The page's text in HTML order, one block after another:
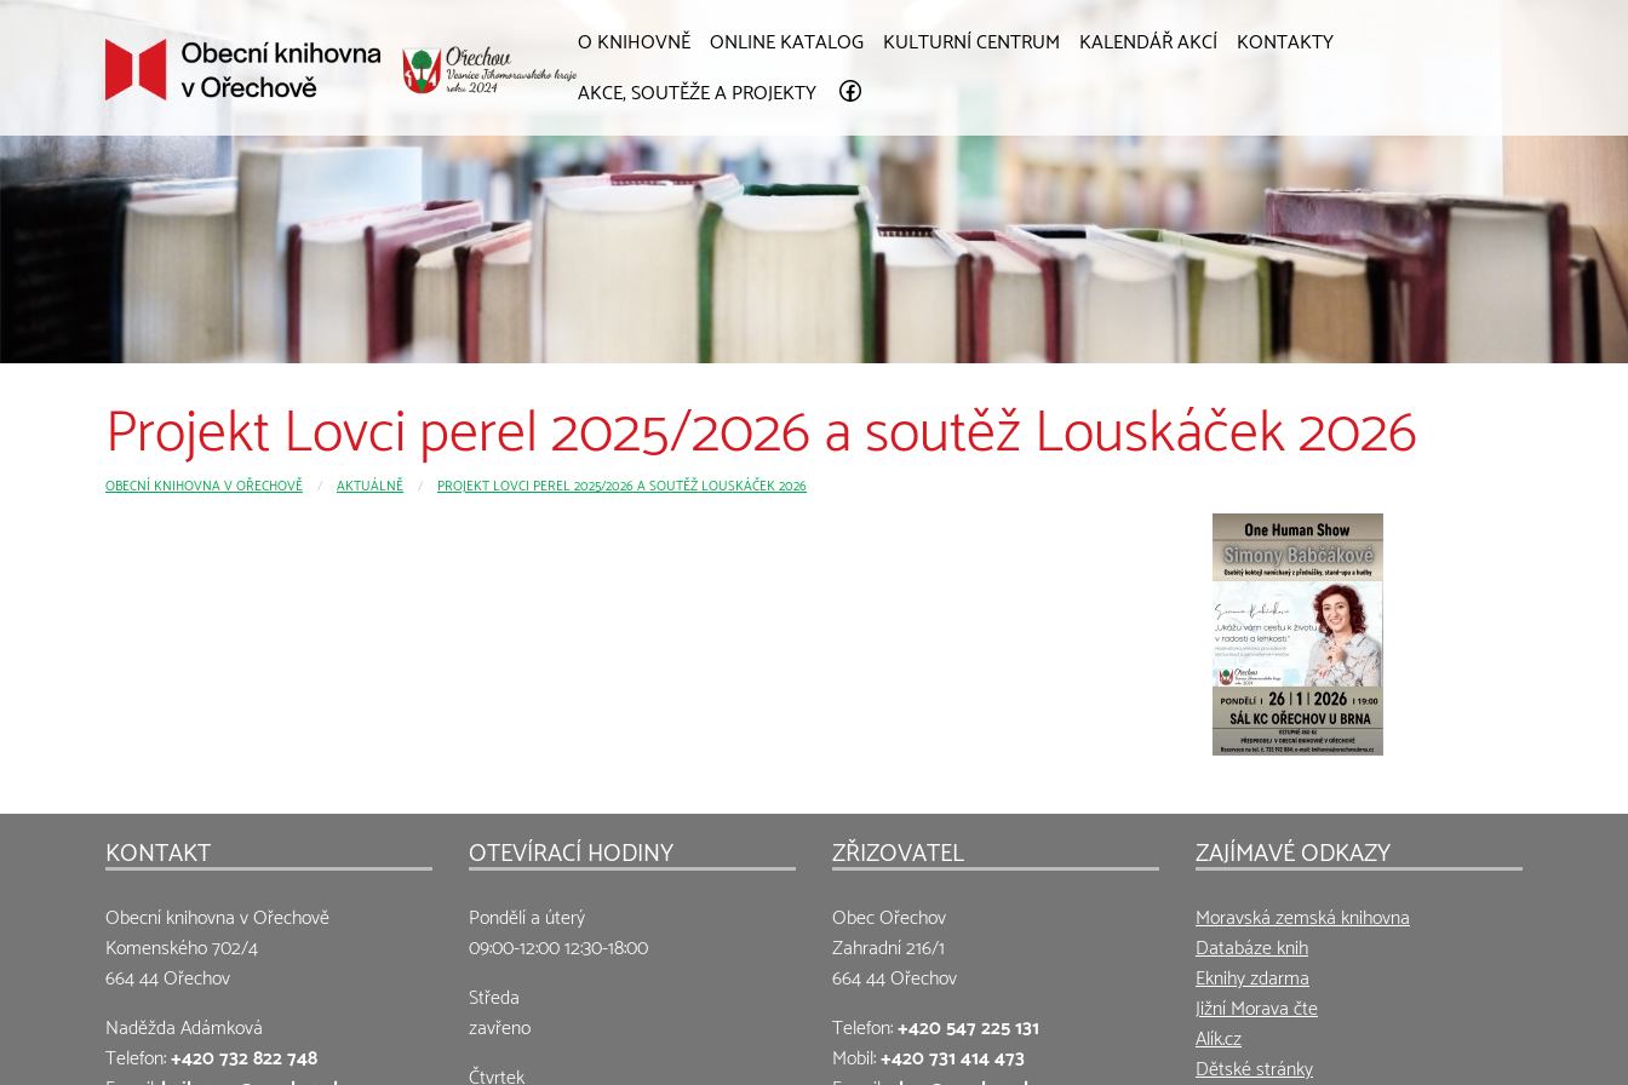
O KNIHOVNĚ ONLINE KATALOG KULTURNÍ CENTRUM KALENDÁŘ AKCÍ
KONTAKTY
AKCE, SOUTĚŽE A PROJEKTY
Projekt Lovci perel 2025/2026 a soutěž Louskáček 2026
OBECNÍ KNIHOVNA V OŘECHOVĚ CURRENT:
AKTUÁLNĚ PROJEKT LOVCI PEREL 2025/2026 A SOUTĚŽ LOUSKÁČEK 2026
KONTAKT
Obecní knihovna v Ořechově
Komenského 702/4
664 44 Ořechov
Naděžda Adámková
Telefon:+420 732 822 748
OTEVÍRACÍ HODINY
Pondělí a úterý
09:00-12:00 12:30-18:00
Středa
zavřeno
Čtvrtek
ZŘIZOVATEL
Obec Ořechov
Zahradní 216/1
664 44 Ořechov
Telefon:+420 547 225 131
Mobil:+420 731 414 473
ZAJÍMAVÉ ODKAZY
Moravská zemská knihovna
Databáze knih
Eknihy zdarma
Jižní Morava čte
Alík.cz
Dětské stránky